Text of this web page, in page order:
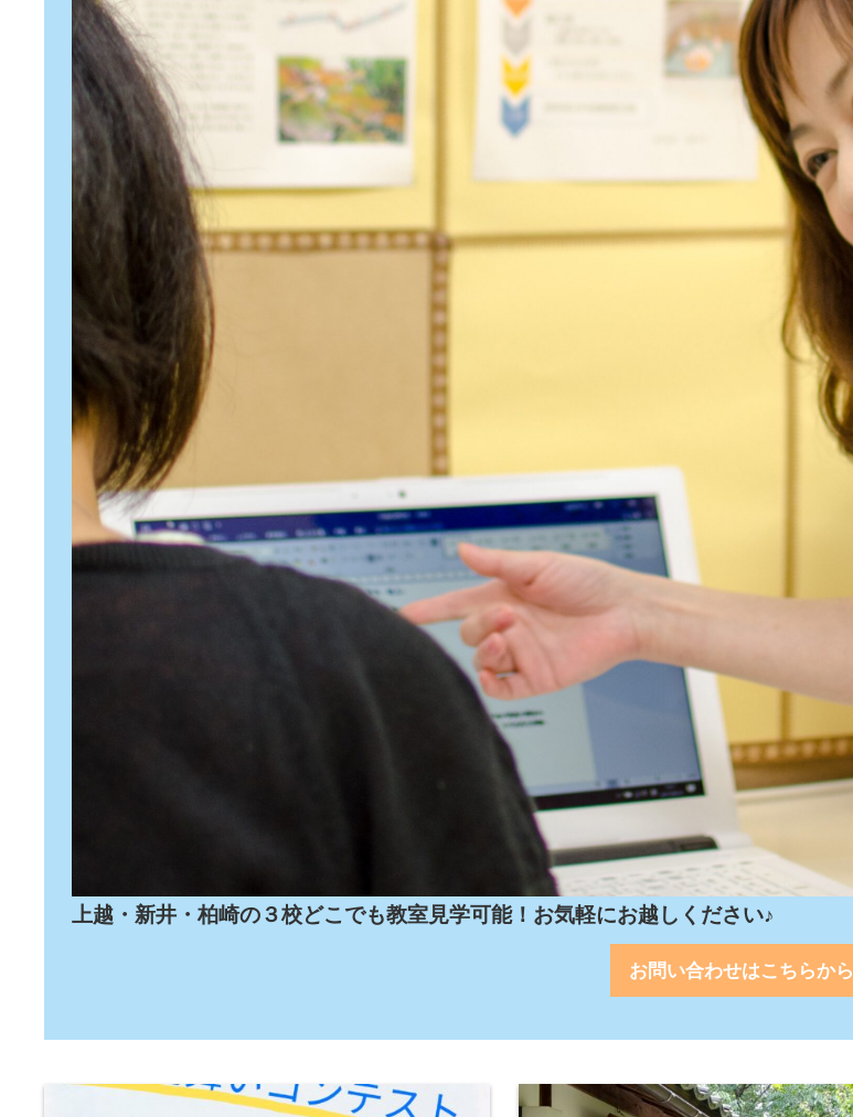
上越・新井・柏崎の３校どこでも教室見学可能！お気軽にお越しください♪
お問い合わせはこちらから